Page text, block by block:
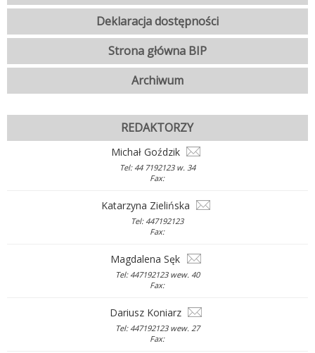
Deklaracja dostępności
Strona główna BIP
Archiwum
REDAKTORZY
Michał Goździk
Tel: 44 7192123 w. 34
Fax:
Katarzyna Zielińska
Tel: 447192123
Fax:
Magdalena Sęk
Tel: 447192123 wew. 40
Fax:
Dariusz Koniarz
Tel: 447192123 wew. 27
Fax: